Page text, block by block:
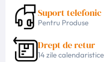
Suport telefonic
Pentru Produse
Drept de retur
14 zile calendaristice